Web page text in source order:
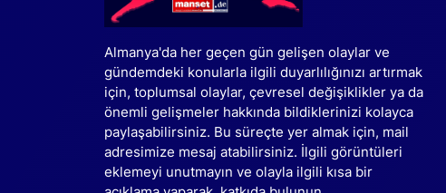
Almanya'da her geçen gün gelişen olaylar ve
gündemdeki konularla ilgili duyarlılığınızı artırmak
için, toplumsal olaylar, çevresel değişiklikler ya da
önemli gelişmeler hakkında bildiklerinizi kolayca
paylaşabilirsiniz. Bu süreçte yer almak için, mail
adresimize mesaj atabilirsiniz. İlgili görüntüleri
eklemeyi unutmayın ve olayla ilgili kısa bir